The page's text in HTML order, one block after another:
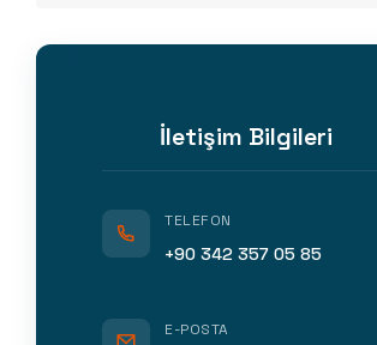
İletişim Bilgileri
TELEFON
+90 342 357 05 85
E-POSTA